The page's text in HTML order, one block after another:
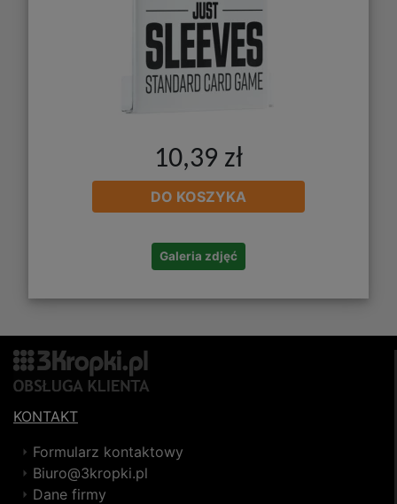
10,39 zł
DO KOSZYKA
Galeria zdjęć
KONTAKT
Formularz kontaktowy
Biuro@3kropki.pl
Dane firmy